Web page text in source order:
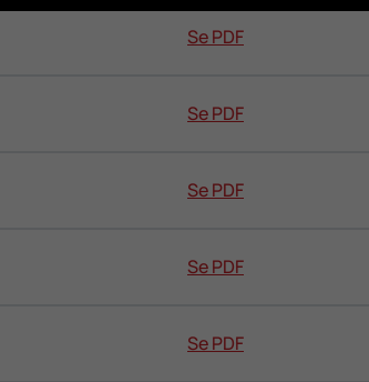
Se PDF
Se PDF
Se PDF
Se PDF
Se PDF